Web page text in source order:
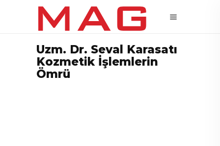
Uzm. Dr. Seval Karasatı
Kozmetik İşlemlerin
Ömrü